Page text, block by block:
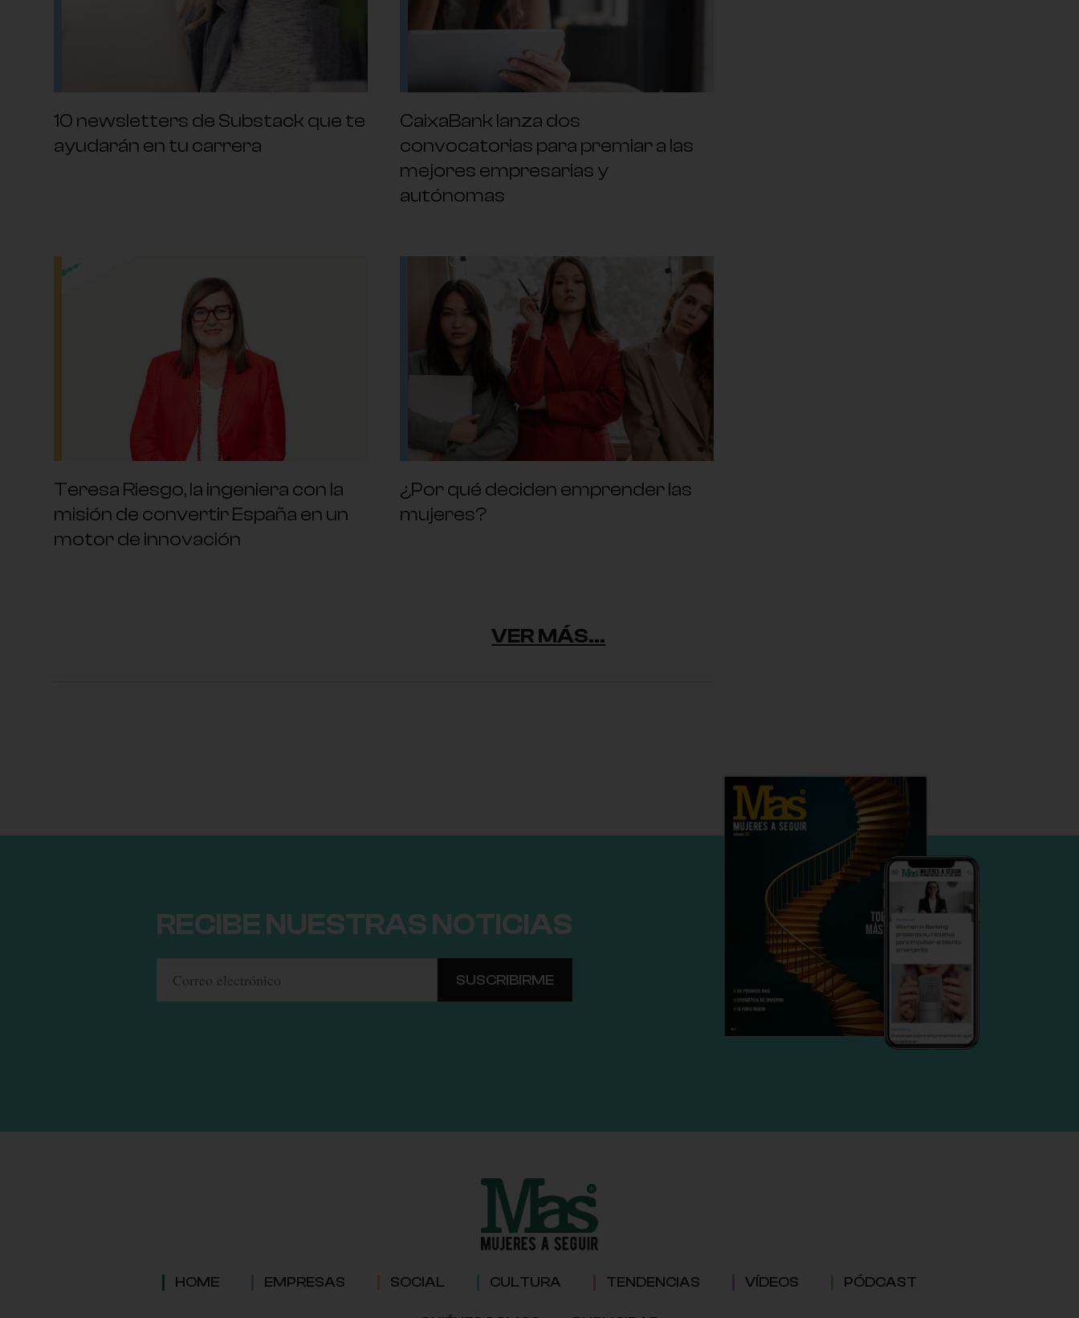
10 newsletters de Substack que te
ayudarán en tu carrera
CaixaBank lanza dos
convocatorias para premiar a las
mejores empresarias y
autónomas
Teresa Riesgo, la ingeniera con la
misión de convertir España en un
motor de innovación
¿Por qué deciden emprender las
mujeres?
VER MÁS...
RECIBE NUESTRAS NOTICIAS
HOME EMPRESAS SOCIAL CULTURA TENDENCIAS VÍDEOS PÓDCAST